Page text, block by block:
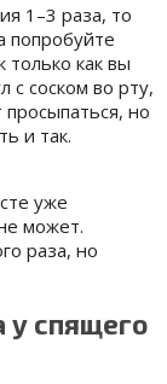
1–3 раза, то
попробуйте
как вы
с соском во рту,
но
и так.
уже
может.
раза, но
у спящего